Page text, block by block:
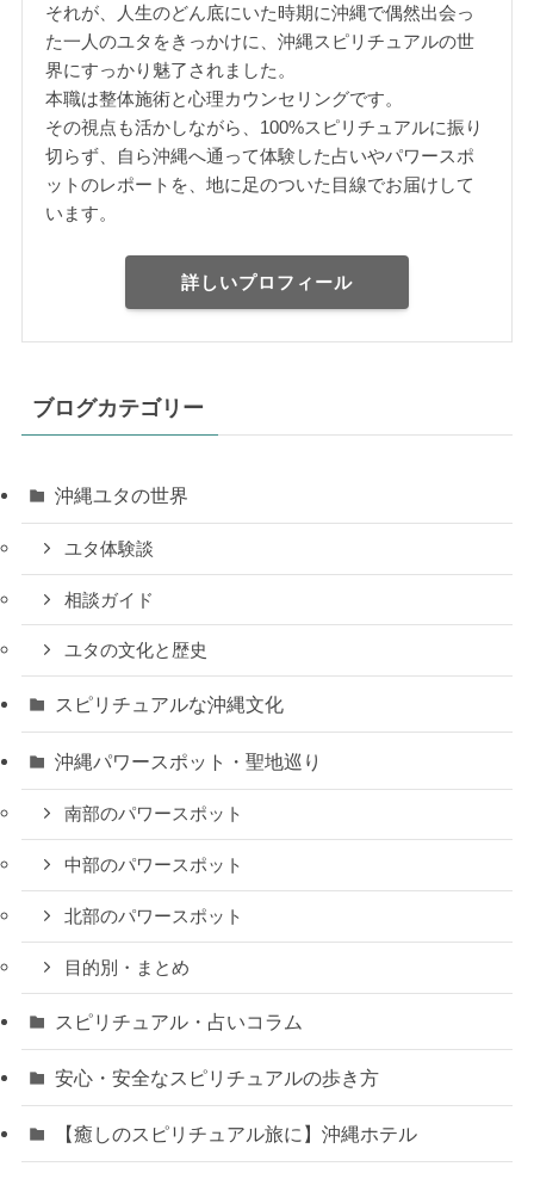
それが、人生のどん底にいた時期に沖縄で偶然出会っ
た一人のユタをきっかけに、沖縄スピリチュアルの世
界にすっかり魅了されました。
本職は整体施術と心理カウンセリングです。
その視点も活かしながら、100%スピリチュアルに振り
切らず、自ら沖縄へ通って体験した占いやパワースポ
ットのレポートを、地に足のついた目線でお届けして
います。
詳しいプロフィール
ブログカテゴリー
沖縄ユタの世界
ユタ体験談
相談ガイド
ユタの文化と歴史
スピリチュアルな沖縄文化
沖縄パワースポット・聖地巡り
南部のパワースポット
中部のパワースポット
北部のパワースポット
目的別・まとめ
スピリチュアル・占いコラム
安心・安全なスピリチュアルの歩き方
【癒しのスピリチュアル旅に】沖縄ホテル